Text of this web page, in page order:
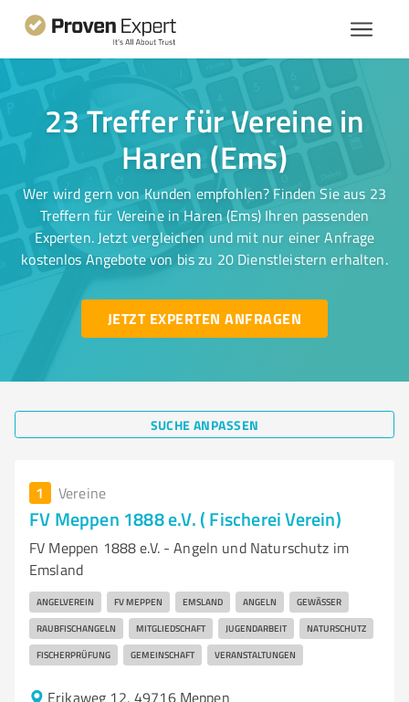
23 Treffer für Vereine in
Haren (Ems)
Wer wird gern von Kunden empfohlen? Finden Sie aus 23
Treffern für Vereine in Haren (Ems) Ihren passenden
Experten. Jetzt vergleichen und mit nur einer Anfrage
kostenlos Angebote von bis zu 20 Dienstleistern erhalten.
JETZT EXPERTEN ANFRAGEN
SUCHE ANPASSEN
1 Vereine
FV Meppen 1888 e.V. ( Fischerei Verein)
FV Meppen 1888 e.V. - Angeln und Naturschutz im
Emsland
ANGELVEREIN FV MEPPEN EMSLAND ANGELN GEWÄSSER
RAUBFISCHANGELN MITGLIEDSCHAFT JUGENDARBEIT NATURSCHUTZ
FISCHERPRÜFUNG GEMEINSCHAFT VERANSTALTUNGEN
Erikaweg 12, 49716 Meppen